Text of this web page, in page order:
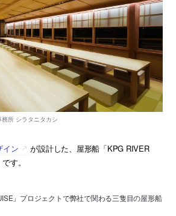
イン
が設計した、屋形船「KPG RIVER
す。
」プロジェクトで弊社で関わる三隻目の屋形船